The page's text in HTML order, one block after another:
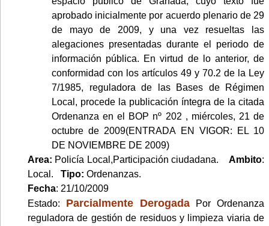
aprobado inicialmente por acuerdo plenario de 29
de mayo de 2009, y una vez resueltas las
alegaciones presentadas durante el periodo de
información pública. En virtud de lo anterior, de
conformidad con los artículos 49 y 70.2 de la Ley
7/1985, reguladora de las Bases de Régimen
Local, procede la publicación íntegra de la citada
Ordenanza en el BOP nº 202 , miércoles, 21 de
octubre de 2009(ENTRADA EN VIGOR: EL 10
DE NOVIEMBRE DE 2009)
Area: Policía Local,Participación ciudadana. Ambito:
Local. Tipo: Ordenanzas.
Fecha: 21/10/2009
Estado: Parcialmente Derogada Por Ordenanza
reguladora de gestión de residuos y limpieza viaria de